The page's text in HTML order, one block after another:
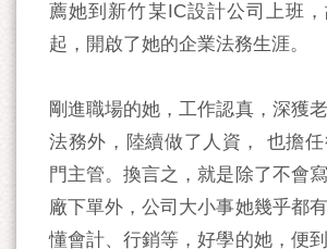
薦她到新竹某IC設計公司上班
起，開啟了她的企業法務生涯。
剛進職場的她，工作認真，深獲
法務外，陸續做了人資， 也擔
門主管。換言之，就是除了不會
廠下單外，公司大小事她幾乎都
懂會計、行銷等，好學的她，便